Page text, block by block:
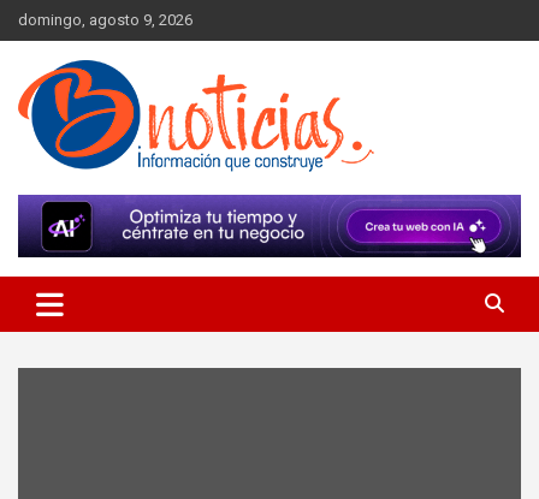
Skip
to
content
domingo, agosto 9, 2026
BNoticias